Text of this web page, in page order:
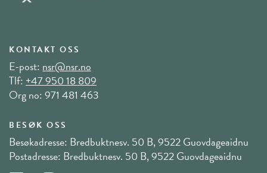
KONTAKT OSS
E-post: nsr@nsr.no
Tlf:+47 950 18 809
Org no: 971 481 463
BESØK OSS
Besøkadresse: Bredbuktnesv. 50 B, 9522 Guovdageaidnu
Postadresse: Bredbuktnesv. 50 B, 9522 Guovdageaidnu